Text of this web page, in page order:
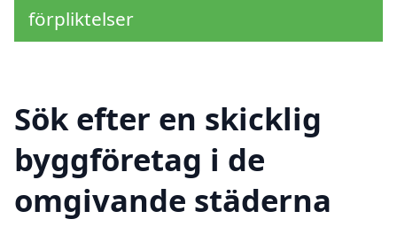
förpliktelser
Sök efter en skicklig
byggföretag i de
omgivande städerna